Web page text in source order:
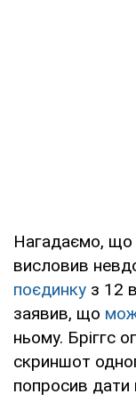
Нагадаємо,
висловив
поєдинку з 12
заявив, що
ньому. Бріггс
скриншот
попросив дати